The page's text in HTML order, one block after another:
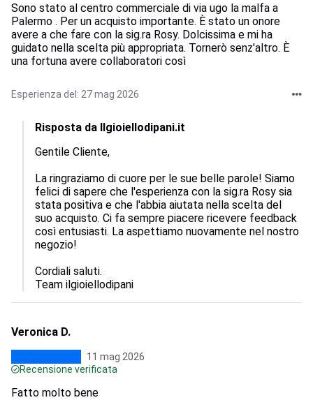
Sono stato al centro commerciale di via ugo la malfa a
Palermo . Per un acquisto importante. È stato un onore
avere a che fare con la sig.ra Rosy. Dolcissima e mi ha
guidato nella scelta più appropriata. Tornerò senz'altro. È
una fortuna avere collaboratori così
Esperienza del: 27 mag 2026
Risposta da Ilgioiellodipani.it
Gentile Cliente,
La ringraziamo di cuore per le sue belle parole! Siamo
felici di sapere che l'esperienza con la sig.ra Rosy sia
stata positiva e che l'abbia aiutata nella scelta del
suo acquisto. Ci fa sempre piacere ricevere feedback
così entusiasti. La aspettiamo nuovamente nel nostro
negozio!
Cordiali saluti.
Team ilgioiellodipani
Veronica D.
11 mag 2026
Recensione verificata
Fatto molto bene